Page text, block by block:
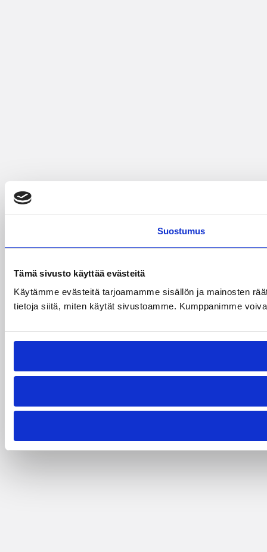
Suostumus
Tämä sivusto käyttää evästeitä
Käytämme evästeitä tarjoamamme sisällön ja mainosten
tietoja siitä, miten käytät sivustoamme. Kumppanimme